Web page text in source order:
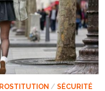
/ SÉCURITÉ